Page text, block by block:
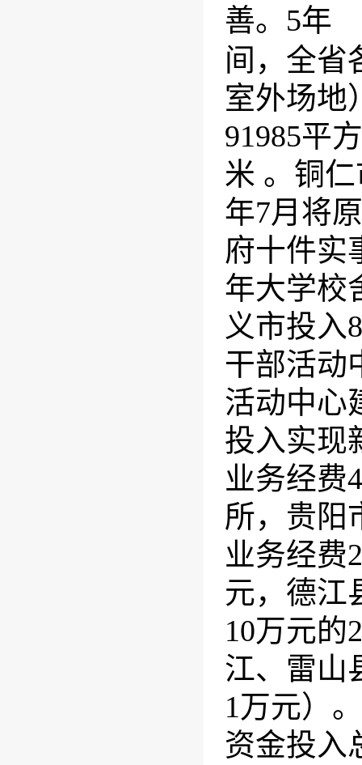
善。 5年
间，全省
室外场地
91985平
米 。铜
年7月将
府十件实
年大学校
义市投入
干部活动
活动中心
投入实现
业务经费
所，贵阳
业务经费
元，德江
10万元的
江、雷山
1万元）
资金投入